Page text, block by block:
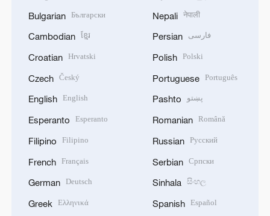
Bulgarian Български
Cambodian ខ្មែរ
Croatian Hrvatski
Czech Český
English English
Esperanto Esperanto
Filipino Filipino
French Français
German Deutsch
Greek Ελληνικά
Nepali नेपाली
Persian فارسی
Polish Polski
Portuguese Português
Pashto پښتو
Romanian Română
Russian Русский
Serbian Српски
Sinhala සිංහල
Spanish Español